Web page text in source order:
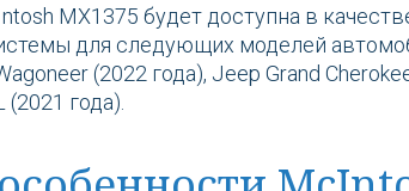
MX1375 будет доступна в
для следующих моделей
(2022 года), Jeep Grand
года).